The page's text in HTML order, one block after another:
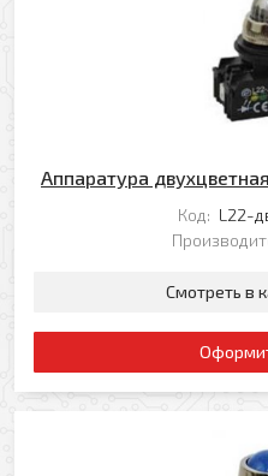
Аппаратура
Код: L22-
Смотреть в